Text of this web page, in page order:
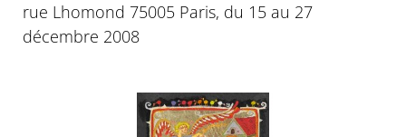
rue Lhomond 75005 Paris, du 15 au 27
décembre 2008